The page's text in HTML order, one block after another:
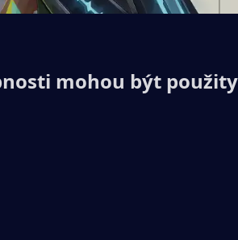
mohou být